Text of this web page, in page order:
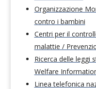
Organizzazione
contro i bambini
Centri per il
malattie /
Ricerca delle leggi
Welfare
Linea telefonica